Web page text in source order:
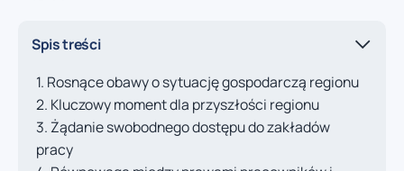
Spis treści
Rosnące obawy o sytuację gospodarczą regionu
Kluczowy moment dla przyszłości regionu
Żądanie swobodnego dostępu do zakładów
pracy